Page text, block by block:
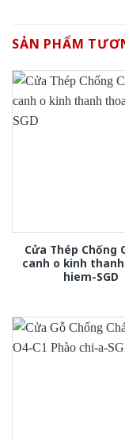
SẢN PHẨM
Cửa Thép Chống
canh o kinh
hiem-SGD